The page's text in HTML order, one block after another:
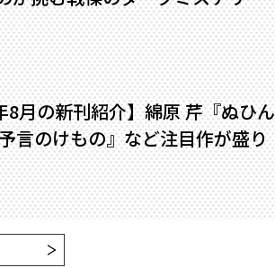
月の新刊紹介】綿原 芹『ぬひん
言のけもの』など注目作が盛り